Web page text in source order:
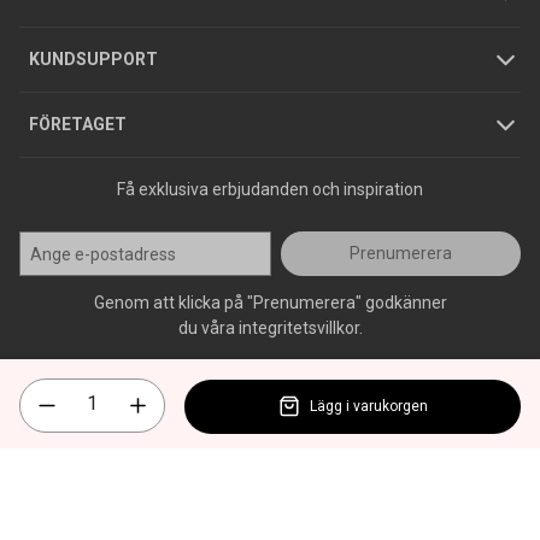
KUNDSUPPORT
Varumärken
FÖRETAGET
Jobba hos oss
Press
Få exklusiva erbjudanden och inspiration
Prenumerera
Genom att klicka på "Prenumerera" godkänner
du våra integritetsvillkor.
Lägg i varukorgen